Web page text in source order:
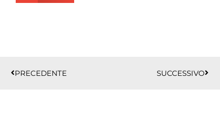
PRECEDENTE
SUCCESSIVO